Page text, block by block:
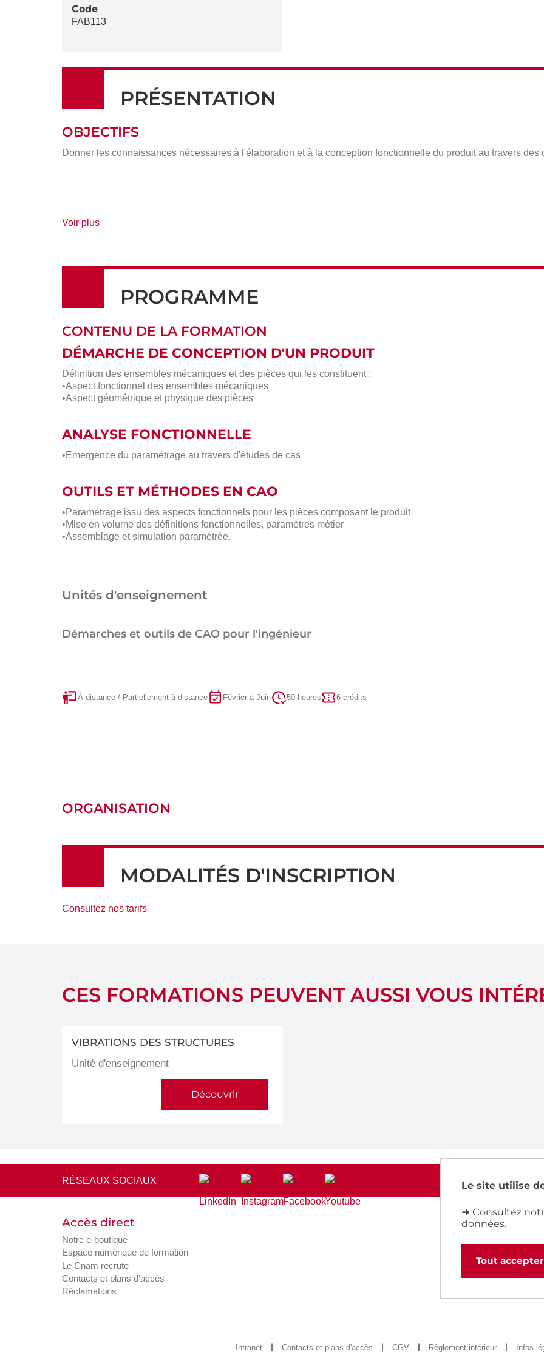
Le site utilise
➜ Consultez
données.
Tout accepter
LA
Code
FAB113
PRÉSENTATION
OBJECTIFS
Donner les connaissances nécessaires à l'élaboration et à la conception fonctionnelle du produit au travers des
Voir plusde
PROGRAMME
CONTENU DE LA FORMATION
DÉMARCHE DE CONCEPTION D'UN PRODUIT
Définition des ensembles mécaniques et des pièces qui les constituent :
•Aspect fonctionnel des ensembles mécaniques
•Aspect géométrique et physique des pièces
ANALYSE FONCTIONNELLE
•Emergence du paramétrage au travers d'études de cas
OUTILS ET MÉTHODES EN CAO
•Paramétrage issu des aspects fonctionnels pour les pièces composant le produit
•Mise en volume des définitions fonctionnelles, paramètres métier
•Assemblage et simulation paramétrée.
Unités d'enseignement
Démarches et outils de CAO pour l'ingénieur
À distance / Partiellement à distance Février à Juin 50 heures 6 crédits
ORGANISATION
MODALITÉS D'INSCRIPTION
Consultez nos tarifs
CES FORMATIONS PEUVENT AUSSI VOUS
VIBRATIONS DES STRUCTURES
Unité d'enseignement
Découvrir
RÉSEAUX SOCIAUX
Accès direct
Notre e-boutique
Espace numérique de formation
Le Cnam recrute
Contacts et plans d'accès
Réclamations
Intranet Contacts et plans d'accès CGV Règlement intérieur Infos